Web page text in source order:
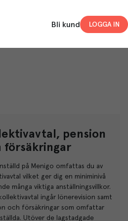
Bli kund LOGGA IN
pension
försäkringar
på Menigo omfattas du av
vilket ger dig en miniminivå
många viktiga anställningsvillkor.
kollektivavtal ingår lönerevision samt
och försäkringar som omfattar
Utöver de lagstadgade